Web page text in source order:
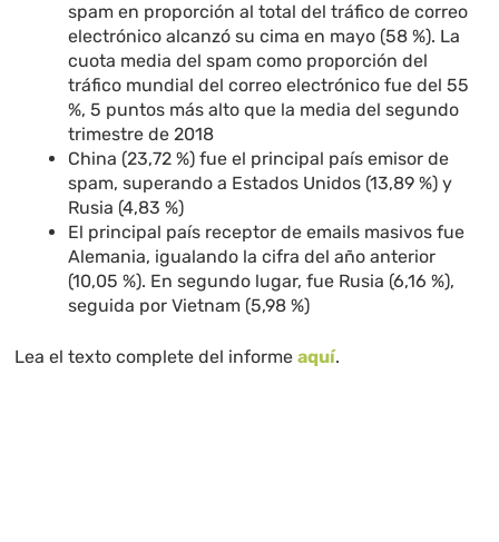
spam en proporción al total del tráfico de correo
electrónico alcanzó su cima en mayo (58 %). La
cuota media del spam como proporción del
tráfico mundial del correo electrónico fue del 55
%, 5 puntos más alto que la media del segundo
trimestre de 2018
China (23,72 %) fue el principal país emisor de
spam, superando a Estados Unidos (13,89 %) y
Rusia (4,83 %)
El principal país receptor de emails masivos fue
Alemania, igualando la cifra del año anterior
(10,05 %). En segundo lugar, fue Rusia (6,16 %),
seguida por Vietnam (5,98 %)
Lea el texto complete del informeaquí.